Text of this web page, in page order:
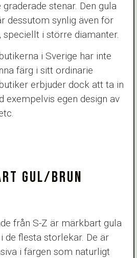
stenar. Den gula
dessutom synlig även för
speciellt i större diamanter.
i Sverige har inte
färg i sitt ordinarie
erbjuder dock att ta in
exempelvis egen design av
GUL/BRUN
från S-Z är märkbart gula
de flesta storlekar. De är
i färgen som naturligt